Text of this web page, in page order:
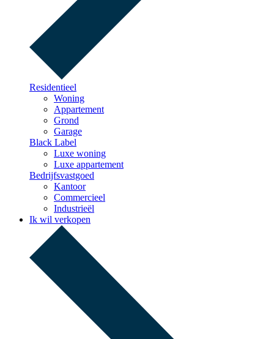
Residentieel
Woning
Appartement
Grond
Garage
Black Label
Luxe woning
Luxe appartement
Bedrijfsvastgoed
Kantoor
Commercieel
Industrieël
Ik wil verkopen